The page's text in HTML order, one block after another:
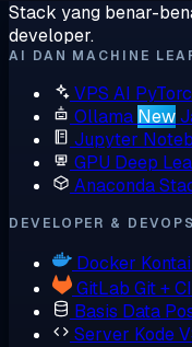
Stack yang benar-
developer.
AI DAN MACHINE
VPS AI
Ollama New
Jupyter
GPU Deep
Anaconda
DEVELOPER & DEVOPS
Docker
GitLab Git +
Basis Data
Server Kode